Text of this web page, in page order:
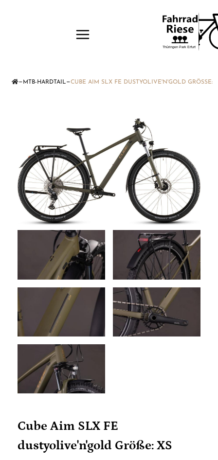
— MTB-HARDTAIL—CUBE AIM SLX FE DUSTYOLIVE'N'GOLD GRÖSSE:
Cube Aim SLX FE
dustyolive'n'gold Größe: XS